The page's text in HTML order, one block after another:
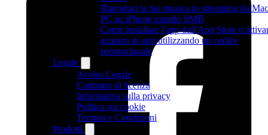
Riproduci la tua musica in streaming da
PC su iPhone usando SMB
Come installare l'app dall'App Store o
acquisti in-app utilizzando un codice
promozionale
Legale
Avviso Legale
Contratto di licenza
Informativa sulla privacy
Politica sui cookie
Termini e Condizioni
Prodotti